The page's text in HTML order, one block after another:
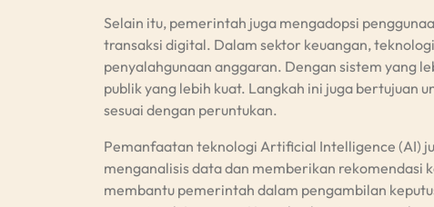
Selain itu, pemerintah juga mengadopsi
transaksi digital. Dalam sektor keuangan,
penyalahgunaan anggaran. Dengan sistem yang
publik yang lebih kuat. Langkah ini juga bertujuan
sesuai dengan peruntukan.
Pemanfaatan teknologi Artificial Intelligence (AI)
menganalisis data dan memberikan rekomendasi
membantu pemerintah dalam pengambilan